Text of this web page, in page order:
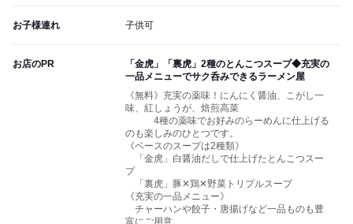
お子様連れ 子供可
お店のPR
「金虎」「裏虎」2種のとんこつスープ◆充実の
一品メニューでサク呑みできるラーメン屋
《無料》充実の薬味！にんにく醤油、こがし一
味、紅しょうが、焙煎高菜
4種の薬味でお好みのらーめんに仕上げる
のも楽しみのひとつです。
《ベースのスープは2種類》
「金虎」白醤油だしで仕上げたとんこつスー
プ
「裏虎」豚✕鶏✕野菜トリプルスープ
《充実の一品メニュー》
チャーハンや餃子・唐揚げなど一品ものも豊